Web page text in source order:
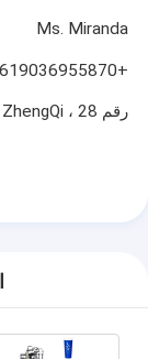
Ms. Miranda
+8619036955870
رقم 28 ، ZhengQi ، شارع Zhengzhou ، الصين